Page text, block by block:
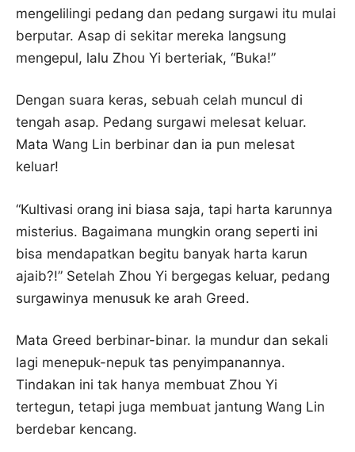
mengelilingi pedang dan pedang surgawi itu mulai
berputar. Asap di sekitar mereka langsung
mengepul, lalu Zhou Yi berteriak, “Buka!”
Dengan suara keras, sebuah celah muncul di
tengah asap. Pedang surgawi melesat keluar.
Mata Wang Lin berbinar dan ia pun melesat
keluar!
“Kultivasi orang ini biasa saja, tapi harta karunnya
misterius. Bagaimana mungkin orang seperti ini
bisa mendapatkan begitu banyak harta karun
ajaib?!” Setelah Zhou Yi bergegas keluar, pedang
surgawinya menusuk ke arah Greed.
Mata Greed berbinar-binar. Ia mundur dan sekali
lagi menepuk-nepuk tas penyimpanannya.
Tindakan ini tak hanya membuat Zhou Yi
tertegun, tetapi juga membuat jantung Wang Lin
berdebar kencang.